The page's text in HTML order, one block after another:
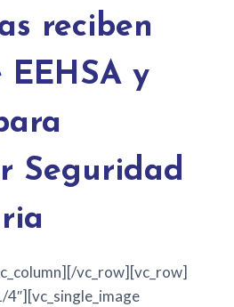
reciben
EEHSA y
Seguridad
vc_row][vc_row]
4″][vc_single_image